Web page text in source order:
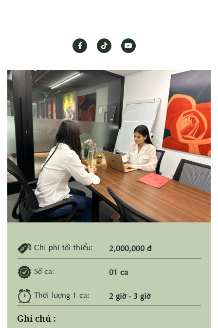
Chi phí tối thiểu: 2,000,000 đ
Số ca: 01 ca
Thời lượng 1 ca: 2 giờ - 3 giờ
Ghi chú :